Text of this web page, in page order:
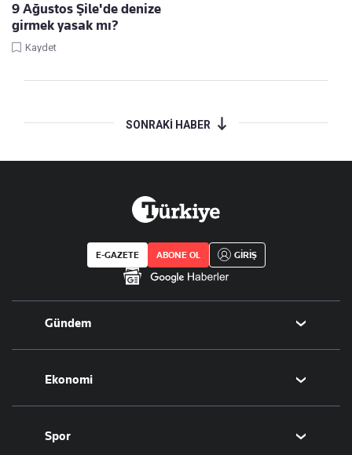
9 Ağustos Şile'de denize
girmek yasak mı?
Kaydet
SONRAKİ HABER
E-GAZETE ABONE OL GİRİŞ
Gündem
Eğitim
Ekonomi
Altın
Spor